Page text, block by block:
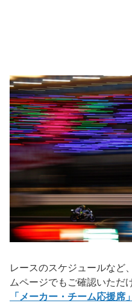
レースのスケジュールなど
ムページでもご確認いただ
「メーカー・チーム応援席」